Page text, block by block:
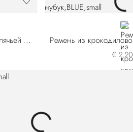
Дорожный органайзер-клатч из телячьей кожи
BLUE
€